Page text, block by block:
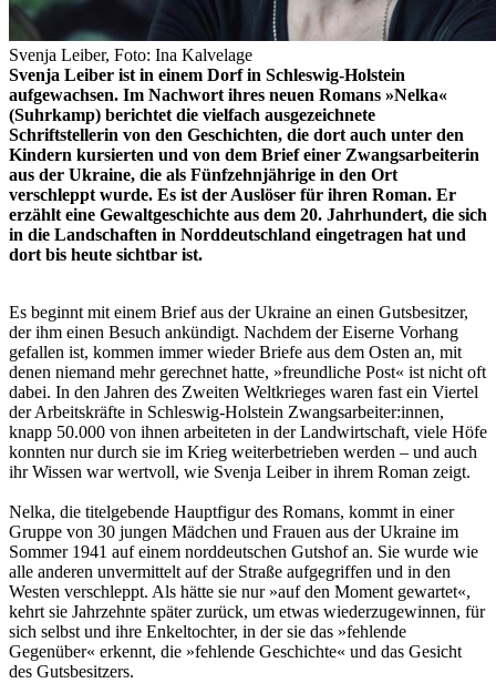
Svenja Leiber, Foto: Ina Kalvelage
Svenja Leiber ist in einem Dorf in Schleswig-Holstein
aufgewachsen. Im Nachwort ihres neuen Romans »Nelka«
(Suhrkamp) berichtet die vielfach ausgezeichnete
Schriftstellerin von den Geschichten, die dort auch unter den
Kindern kursierten und von dem Brief einer Zwangsarbeiterin
aus der Ukraine, die als Fünfzehnjährige in den Ort
verschleppt wurde. Es ist der Auslöser für ihren Roman. Er
erzählt eine Gewaltgeschichte aus dem 20. Jahrhundert, die sich
in die Landschaften in Norddeutschland eingetragen hat und
dort bis heute sichtbar ist.
Es beginnt mit einem Brief aus der Ukraine an einen Gutsbesitzer,
der ihm einen Besuch ankündigt. Nachdem der Eiserne Vorhang
gefallen ist, kommen immer wieder Briefe aus dem Osten an, mit
denen niemand mehr gerechnet hatte, »freundliche Post« ist nicht oft
dabei. In den Jahren des Zweiten Weltkrieges waren fast ein Viertel
der Arbeitskräfte in Schleswig-Holstein Zwangsarbeiter:innen,
knapp 50.000 von ihnen arbeiteten in der Landwirtschaft, viele Höfe
konnten nur durch sie im Krieg weiterbetrieben werden – und auch
ihr Wissen war wertvoll, wie Svenja Leiber in ihrem Roman zeigt.
Nelka, die titelgebende Hauptfigur des Romans, kommt in einer
Gruppe von 30 jungen Mädchen und Frauen aus der Ukraine im
Sommer 1941 auf einem norddeutschen Gutshof an. Sie wurde wie
alle anderen unvermittelt auf der Straße aufgegriffen und in den
Westen verschleppt. Als hätte sie nur »auf den Moment gewartet«,
kehrt sie Jahrzehnte später zurück, um etwas wiederzugewinnen, für
sich selbst und ihre Enkeltochter, in der sie das »fehlende
Gegenüber« erkennt, die »fehlende Geschichte« und das Gesicht
des Gutsbesitzers.